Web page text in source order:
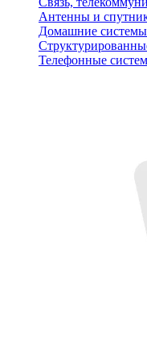
Антенны и
Домашние системы
Телефонные